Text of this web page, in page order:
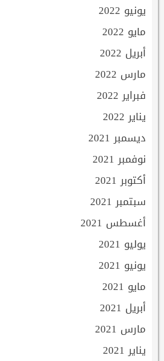
يونيو 2022
مايو 2022
أبريل 2022
مارس 2022
فبراير 2022
يناير 2022
ديسمبر 2021
نوفمبر 2021
أكتوبر 2021
سبتمبر 2021
أغسطس 2021
يوليو 2021
يونيو 2021
مايو 2021
أبريل 2021
مارس 2021
يناير 2021